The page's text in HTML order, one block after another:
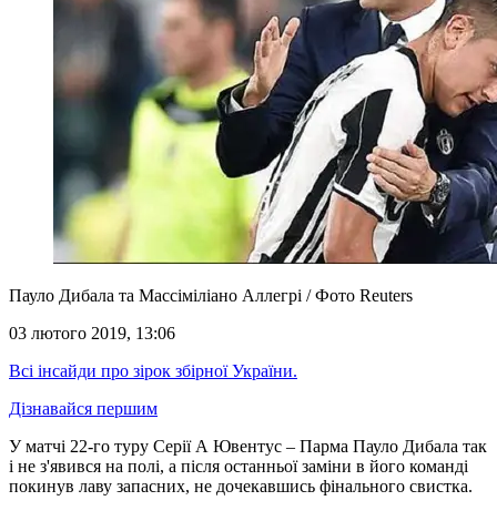
Пауло Дибала та Массіміліано Аллегрі / Фото Reuters
03 лютого 2019, 13:06
Всі інсайди про зірок збірної України.
Дізнавайся першим
У матчі 22-го туру Серії А Ювентус – Парма Пауло Дибала так
і не з'явився на полі, а після останньої заміни в його команді
покинув лаву запасних, не дочекавшись фінального свистка.